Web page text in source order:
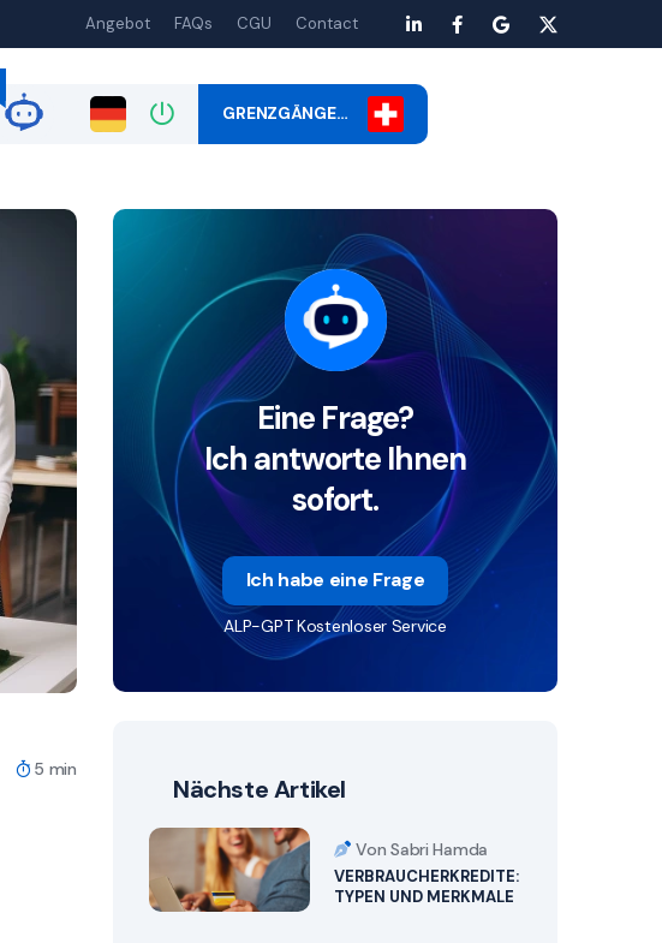
Angebot FAQs CGU Contact
GRENZGÄNGE…
5 min
Eine Frage?
Ich antworte Ihnen
sofort.
Ich habe eine Frage
ALP-GPT Kostenloser Service
Nächste Artikel
Von Sabri Hamda
VERBRAUCHERKREDITE:
TYPEN UND MERKMALE